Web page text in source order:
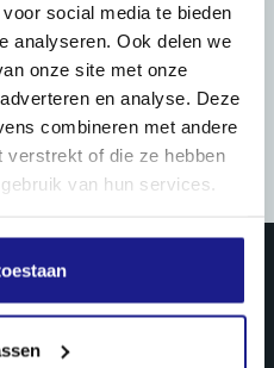
social media te bieden
analyseren. Ook delen we
onze site met onze
en analyse. Deze
combineren met andere
verstrekt of die ze hebben
van hun services.